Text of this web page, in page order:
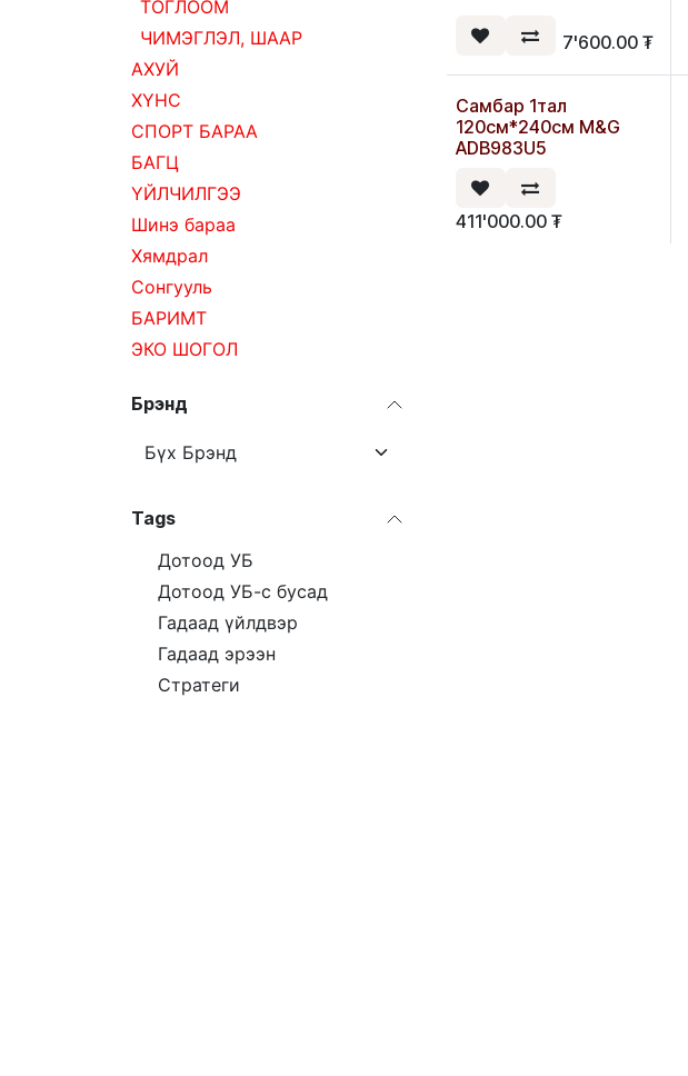
ТОГЛООМ
ЧИМЭГЛЭЛ, ШААР
АХУЙ
ХҮНС
СПОРТ БАРАА
БАГЦ
ҮЙЛЧИЛГЭЭ
Шинэ бараа
Хямдрал
Сонгууль
БАРИМТ
ЭКО ШОГОЛ
Брэнд
Tags
Дотоод УБ
Дотоод УБ-с бусад
Гадаад үйлдвэр
Гадаад эрээн
Стратеги
7'600.00 ₮
Самбар 1тал
120см*240см M&G
ADB983U5
411'000.00 ₮